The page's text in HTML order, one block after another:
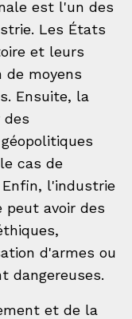
est l'un des
Les États
et leurs
de moyens
Ensuite, la
des
cas de
l'industrie
avoir des
d'armes ou
dangereuses.
et de la